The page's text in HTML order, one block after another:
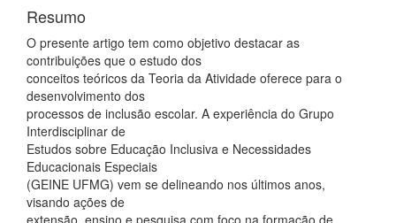
Resumo
O presente artigo tem como objetivo destacar as
contribuições que o estudo dos
conceitos teóricos da Teoria da Atividade oferece para o
desenvolvimento dos
processos de inclusão escolar. A experiência do Grupo
Interdisciplinar de
Estudos sobre Educação Inclusiva e Necessidades
Educacionais Especiais
(GEINE UFMG) vem se delineando nos últimos anos,
visando ações de
extensão, ensino e pesquisa com foco na formação de